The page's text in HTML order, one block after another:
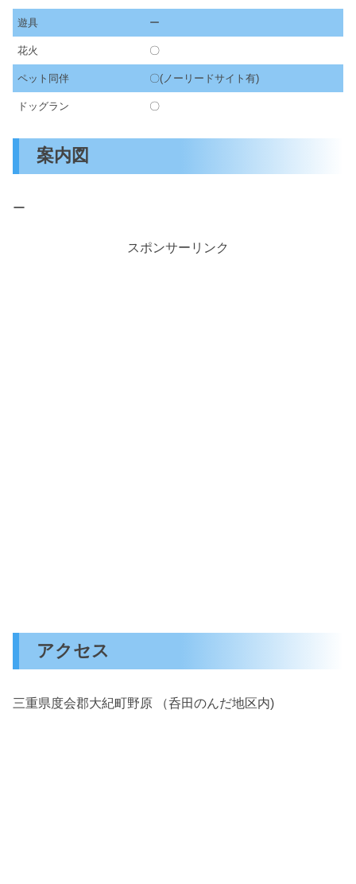
遊具 ー
花火 〇
ペット同伴 〇(ノーリードサイト有)
ドッグラン 〇
案内図
ー
スポンサーリンク
アクセス
三重県度会郡大紀町野原 （呑田のんだ地区内)